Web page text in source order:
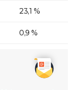
23,1 %
0,9 %